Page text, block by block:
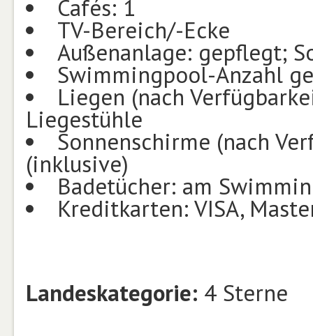
Cafés: 1
TV-Bereich/-Ecke
Außenanlage: gepflegt;
Swimmingpool-Anzahl
Liegen (nach
Liegestühle
Sonnenschirme (nach
(inklusive)
Badetücher: am
Kreditkarten: VISA,
Landeskategorie: 4 Sterne